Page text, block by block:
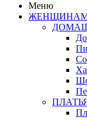
Меню